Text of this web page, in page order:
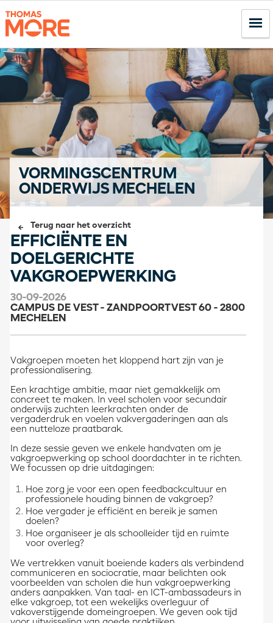
VORMINGSCENTRUM
ONDERWIJS MECHELEN
Terug naar het overzicht
EFFICIËNTE EN
DOELGERICHTE
VAKGROEPWERKING
30-09-2026
CAMPUS DE VEST - ZANDPOORTVEST 60 - 2800
MECHELEN
Vakgroepen moeten het kloppend hart zijn van je
professionalisering.
Een krachtige ambitie, maar niet gemakkelijk om
concreet te maken. In veel scholen voor secundair
onderwijs zuchten leerkrachten onder de
vergaderdruk en voelen vakvergaderingen aan als
een nutteloze praatbarak.
In deze sessie geven we enkele handvaten om je
vakgroepwerking op school doordachter in te richten.
We focussen op drie uitdagingen:
Hoe zorg je voor een open feedbackcultuur en
professionele houding binnen de vakgroep?
Hoe vergader je efficiënt en bereik je samen
doelen?
Hoe organiseer je als schoolleider tijd en ruimte
voor overleg?
We vertrekken vanuit boeiende kaders als verbindend
communiceren en sociocratie, maar belichten ook
voorbeelden van scholen die hun vakgroepwerking
anders aanpakken. Van taal- en ICT-ambassadeurs in
elke vakgroep, tot een wekelijks overleguur of
vakoverstijgende domeingroepen. We geven ook tijd